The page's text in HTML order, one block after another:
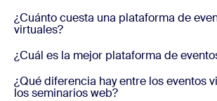
¿Cuánto cuesta una plataforma de
virtuales?
¿Cuál es la mejor plataforma de
¿Qué diferencia hay entre los eventos
los seminarios web?